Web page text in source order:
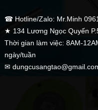
☎ Hotline/Zalo: Mr.Minh
★ 134 Lương Ngọc Quyến
Thời gian làm việc: 8AM-
ngày/tuần
✉